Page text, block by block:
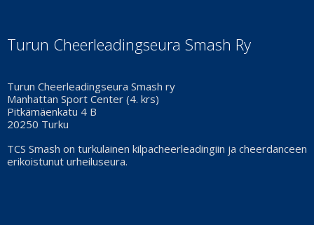
Turun Cheerleadingseura Smash Ry
Turun Cheerleadingseura Smash ry
Manhattan Sport Center (4. krs)
Pitkämäenkatu 4 B
20250 Turku
TCS Smash on turkulainen kilpacheerleadingiin ja cheerdanceen
erikoistunut urheiluseura.